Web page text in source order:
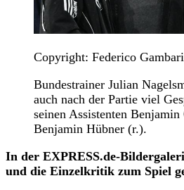
Copyright: Federico
Bundestrainer Julian
auch nach der Partie viel
seinen Assistenten
Benjamin Hübner (r.).
In der EXPRESS.de-
und die Einzelkritik zum Spiel